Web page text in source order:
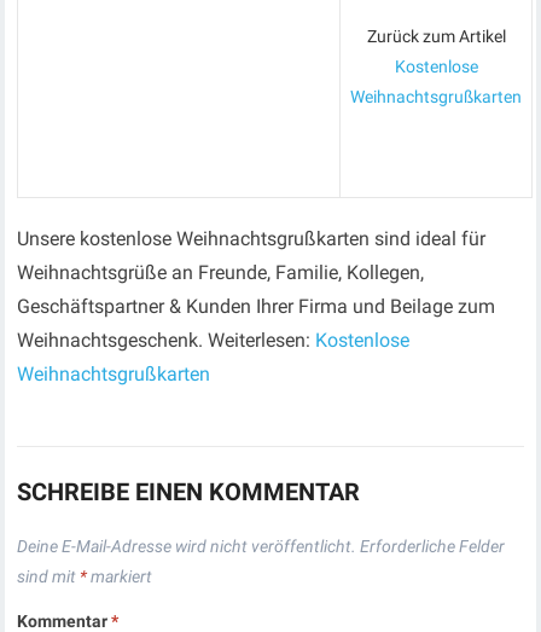
Zurück zum Artikel
Kostenlose
Weihnachtsgrußkarten
Unsere kostenlose Weihnachtsgrußkarten sind ideal für
Weihnachtsgrüße an Freunde, Familie, Kollegen,
Geschäftspartner & Kunden Ihrer Firma und Beilage zum
Weihnachtsgeschenk. Weiterlesen: Kostenlose
Weihnachtsgrußkarten
SCHREIBE EINEN KOMMENTAR
Deine E-Mail-Adresse wird nicht veröffentlicht. Erforderliche Felder
sind mit *markiert
Kommentar*